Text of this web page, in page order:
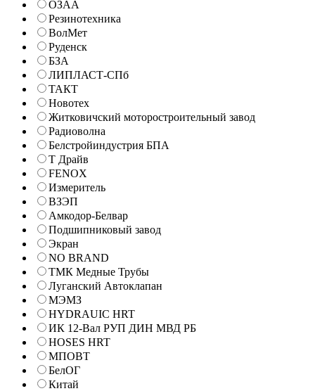
ОЗАА
Резинотехника
ВолМет
Руденск
БЗА
ЛИПЛАСТ-СПб
ТАКТ
Новотех
Житковичский моторостроительный завод
Радиоволна
Белстройиндустрия БПА
Т Драйв
FENOX
Измеритель
ВЗЭП
Амкодор-Белвар
Подшипниковый завод
Экран
NO BRAND
ТМК Медные Трубы
Луганский Автоклапан
МЭМЗ
HYDRAUIC HRT
ИК 12-Вал РУП ДИН МВД РБ
HOSES HRT
МПОВТ
БелОГ
Китай